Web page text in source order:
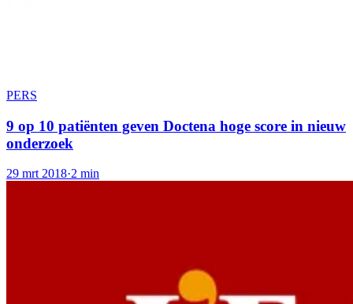
PERS
9 op 10 patiënten geven Doctena hoge score in nieuw
onderzoek
29 mrt 2018·2 min